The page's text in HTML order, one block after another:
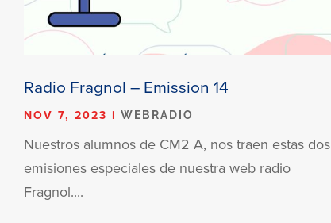
Radio Fragnol – Emission 14
NOV 7, 2023 | WEBRADIO
Nuestros alumnos de CM2 A, nos traen estas dos
emisiones especiales de nuestra web radio
Fragnol....